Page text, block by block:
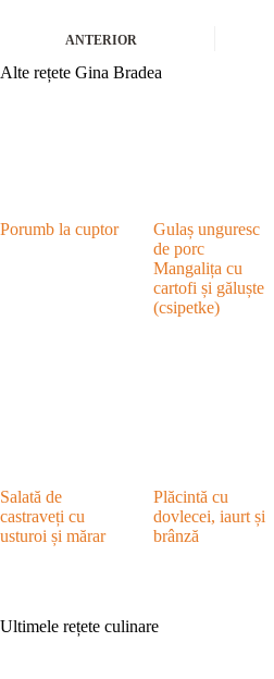
ANTERIOR
Alte rețete Gina Bradea
Porumb la cuptor
Gulaș unguresc
de porc
Mangalița cu
cartofi și găluște
(csipetke)
Salată de
castraveți cu
usturoi și mărar
Plăcintă cu
dovlecei, iaurt și
brânză
Ultimele rețete culinare